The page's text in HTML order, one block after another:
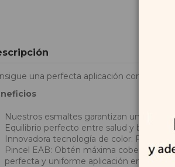
una perfecta aplicación con
Nuestros esmaltes garantizan una
Equilibrio perfecto entre salud y belleza
Innovadora tecnología de color: Permite
Pincel EAB: Obtén máxima cobertura y
perfecta y uniforme aplicación en toda la